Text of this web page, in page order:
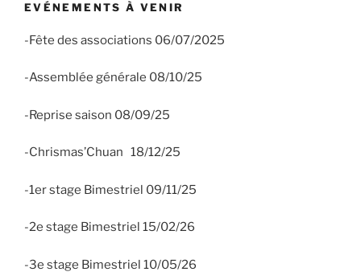
EVÉNEMENTS À VENIR
-Fête des associations 06/07/2025
-Assemblée générale 08/10/25
-Reprise saison 08/09/25
-Chrismas’Chuan 18/12/25
-1er stage Bimestriel 09/11/25
-2e stage Bimestriel 15/02/26
-3e stage Bimestriel 10/05/26